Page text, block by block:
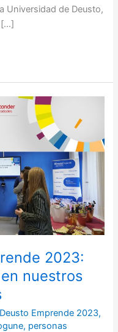
Universidad de Deusto,
[…]
2023:
nuestros
Deusto Emprende 2023,
, personas